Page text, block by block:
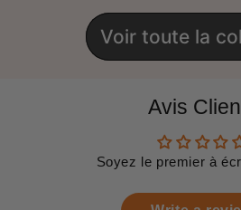
Voir toute la
Avis
Soyez le premier à